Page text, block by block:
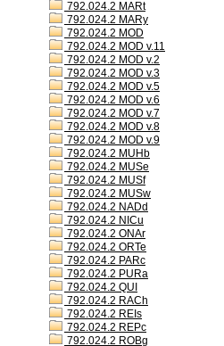
792.024.2 MARt
792.024.2 MARy
792.024.2 MOD
792.024.2 MOD v.11
792.024.2 MOD v.2
792.024.2 MOD v.3
792.024.2 MOD v.5
792.024.2 MOD v.6
792.024.2 MOD v.7
792.024.2 MOD v.8
792.024.2 MOD v.9
792.024.2 MUHb
792.024.2 MUSe
792.024.2 MUSf
792.024.2 MUSw
792.024.2 NADd
792.024.2 NICu
792.024.2 ONAr
792.024.2 ORTe
792.024.2 PARc
792.024.2 PURa
792.024.2 QUI
792.024.2 RACh
792.024.2 REIs
792.024.2 REPc
792.024.2 ROBg